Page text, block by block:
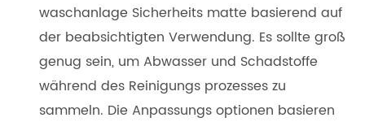
waschanlage Sicherheits matte basierend auf
der beabsichtigten Verwendung. Es sollte groß
genug sein, um Abwasser und Schadstoffe
während des Reinigungs prozesses zu
sammeln. Die Anpassungs optionen basieren